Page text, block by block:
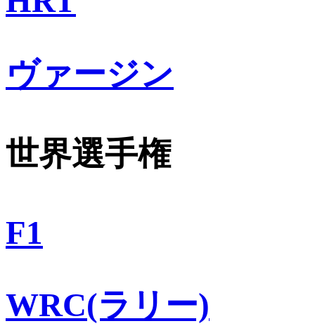
ヴァージン
世界選手権
F1
WRC(ラリー)